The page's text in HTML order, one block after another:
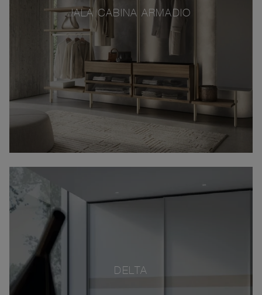
IALA CABINA ARMADIO
DELTA